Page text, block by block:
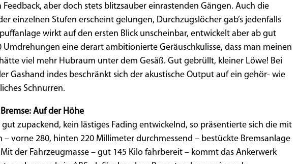
Feedback, aber doch stets blitzsauber einrastenden Gängen. Auch die
einzelnen Stufen erscheint gelungen, Durchzugslöcher gab’s jedenfalls
wirkt auf den ersten Blick unscheinbar, entwickelt aber ab gut
Umdrehungen eine derart ambitionierte Geräuschkulisse, dass man meinen
viel mehr Hubraum unter dem Gesäß. Gut gebrüllt, kleiner Löwe! Bei
Gashand indes beschränkt sich der akustische Output auf ein gehör- wie
Schnurren.
Auf der Höhe
zupackend, kein lästiges Fading entwickelnd, so präsentierte sich die mit
– vorne 280, hinten 220 Millimeter durchmessend – bestückte Bremsanlage
der Fahrzeugmasse – gut 145 Kilo fahrbereit – kommt das Ankerwerk